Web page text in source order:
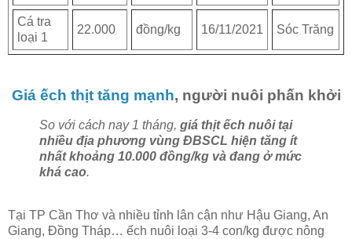
Cá tra
loại 1
22.000 đồng/kg 16/11/2021 Sóc Trăng
Giá ếch thịt tăng mạnh, người nuôi phấn khởi
So với cách nay 1 tháng, giá thịt ếch nuôi tại
nhiều địa phương vùng ÐBSCL hiện tăng ít
nhất khoảng 10.000 đồng/kg và đang ở mức
khá cao.
Tại TP Cần Thơ và nhiều tỉnh lân cận như Hậu Giang, An
Giang, Ðồng Tháp… ếch nuôi loại 3-4 con/kg được nông